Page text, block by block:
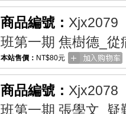
商品編號： Xjx2079
班第一期 焦樹德_
本站售價： NT$80元
商品編號： Xjx2078
班第一期 張學文_